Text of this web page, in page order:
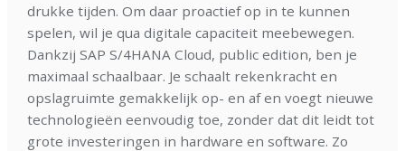
drukke tijden. Om daar proactief op in te kunnen
spelen, wil je qua digitale capaciteit meebewegen.
Dankzij SAP S/4HANA Cloud, public edition, ben je
maximaal schaalbaar. Je schaalt rekenkracht en
opslagruimte gemakkelijk op- en af en voegt nieuwe
technologieën eenvoudig toe, zonder dat dit leidt tot
grote investeringen in hardware en software. Zo